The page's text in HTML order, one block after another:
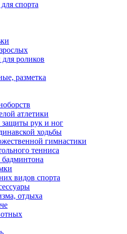
спорта
роликов
разметка
атлетики
защиты рук и ног
ходьбы
гимнастики
тенниса
бадминтона
видов спорта
отдыха